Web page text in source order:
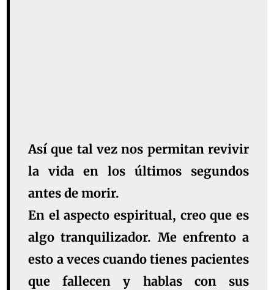
Así que tal vez nos permitan revivir
la vida en los últimos segundos
antes de morir.
En el aspecto espiritual, creo que es
algo tranquilizador. Me enfrento a
esto a veces cuando tienes pacientes
que fallecen y hablas con sus